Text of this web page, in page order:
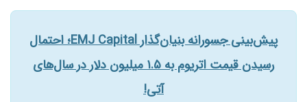
پیش‌بینی جسورانه بنیان‌گذار EMJ Capital؛ احتمال
رسیدن قیمت اتریوم به ۱.۵ میلیون دلار در سال‌های
آتی!